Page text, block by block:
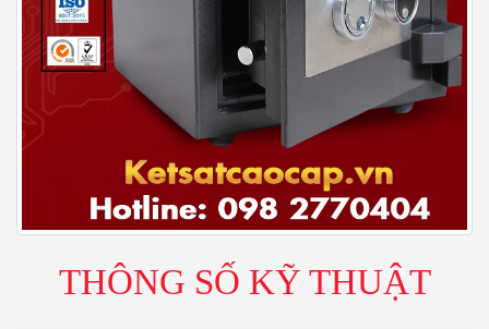
THÔNG SỐ KỸ THUẬT